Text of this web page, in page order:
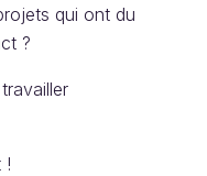
qui ont du
?
!